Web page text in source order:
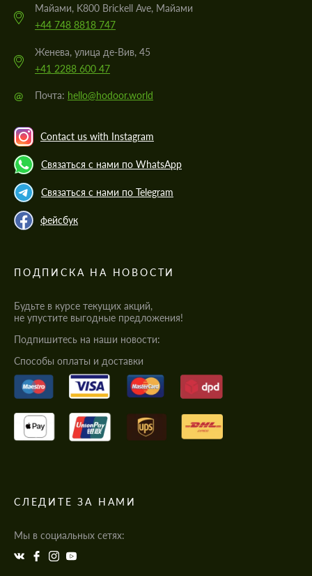
Майами, K800 Brickell Ave, Майами
+44 748 8818 747
Женева, улица де-Вив, 45
+41 2288 600 47
@ Почта: hello@hodoor.world
Contact us with Instagram
Связаться с нами по WhatsApp
Связаться с нами по Telegram
фейсбук
ПОДПИСКА НА НОВОСТИ
Будьте в курсе текущих акций,
не упустите выгодные предложения!
Подпишитесь на наши новости:
Cпособы оплаты и доставки
СЛЕДИТЕ ЗА НАМИ
Мы в социальных сетях: